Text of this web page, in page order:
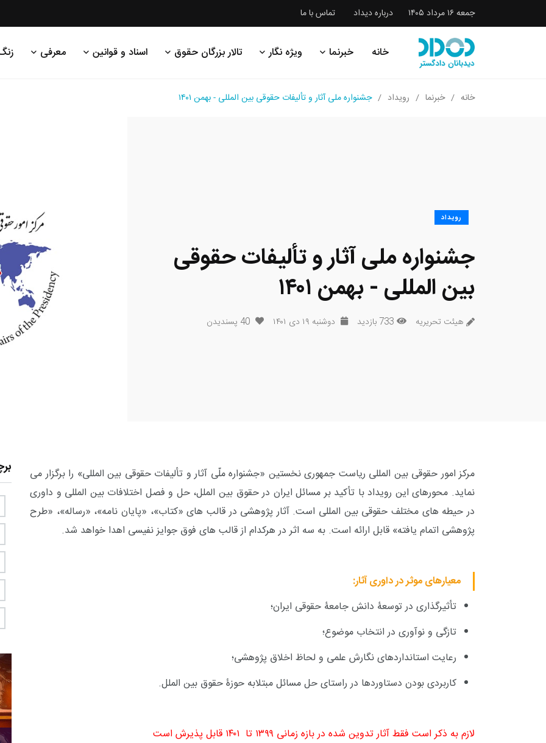
جمعه ۱۶ مرداد ۱۴۰۵ درباره دیداد تماس با ما
خانه خبرنما ویژه نگار تالار بزرگان حقوق اسناد و قوانین معرفی
خانه خبرنما رویداد جشنواره ملی آثار و تألیفات حقوقی بین المللی - بهمن ۱۴۰۱
رویداد
جشنواره ملی آثار و تألیفات حقوقی
بین المللی - بهمن ۱۴۰۱
هیئت تحریریه 733 بازدید دوشنبه ۱۹ دی ۱۴۰۱ 40 پسندیدن
مرکز امور حقوقی بین المللی ریاست جمهوری نخستین «جشنواره ملّی آثار و تألیفات حقوقی بین المللی» را برگزار می
نماید. محورهای این رویداد با تأکید بر مسائل ایران در حقوق بین الملل، حل و فصل اختلافات بین المللی و داوری
در حیطه های مختلف حقوقی بین المللی است.آثار پژوهشی در قالب های «کتاب»، «پایان نامه»، «رساله»، «طرح
پژوهشی اتمام یافته» قابل ارائه است. به سه اثر در هرکدام از قالب های فوق جوایز نفیسی اهدا خواهد شد.
معیارهای موثر در داوری آثار:
تأثیرگذاری در توسعۀ دانش جامعۀ حقوقی ایران؛
تازگی و نوآوری در انتخاب موضوع؛
رعایت استانداردهای نگارش علمی و لحاظ اخلاق پژوهشی؛
کاربردی بودن دستاوردها در راستای حل مسائل مبتلابه حوزۀ حقوق بین الملل.
لازم به ذکر است فقط آثار تدوین شده در بازه زمانی ۱۳۹۹ تا ۱۴۰۱ قابل پذیرش است